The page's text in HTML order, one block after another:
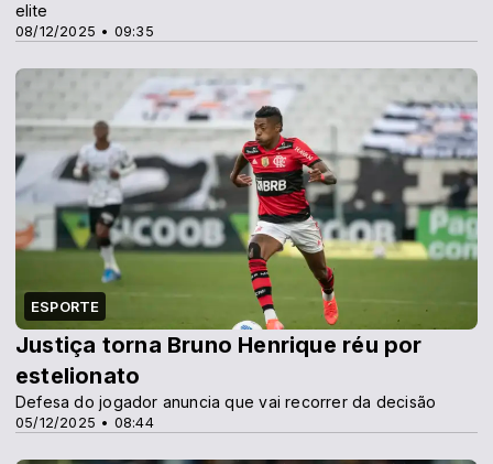
08/12/2025 • 09:35
elite
ESPORTE
05/12/2025 • 08:44
Justiça torna Bruno Henrique réu por
estelionato
Defesa do jogador anuncia que vai recorrer da decisão